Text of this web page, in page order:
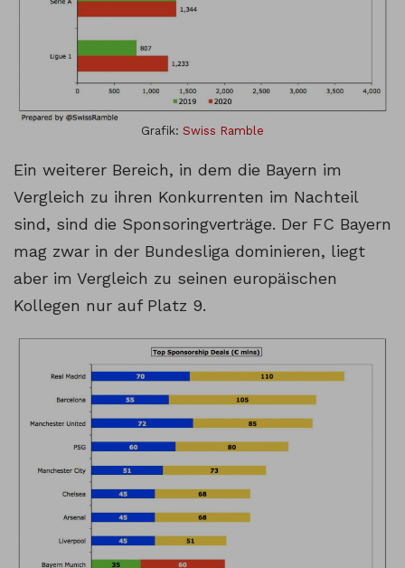
Grafik: Swiss Ramble
Ein weiterer Bereich, in dem die Bayern im
Vergleich zu ihren Konkurrenten im Nachteil
sind, sind die Sponsoringverträge. Der FC Bayern
mag zwar in der Bundesliga dominieren, liegt
aber im Vergleich zu seinen europäischen
Kollegen nur auf Platz 9.